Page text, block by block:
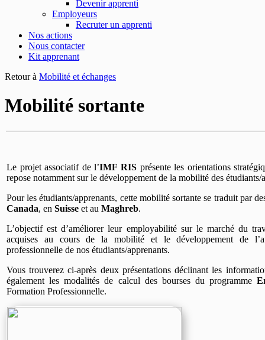
Devenir apprenti
Employeurs
Recruter un apprenti
Nos actions
Nous contacter
Kit apprenant
Retour à Mobilité et échanges
Mobilité sortante
Le projet associatif de l’IMF RIS présente les orientations
repose notamment sur le développement de la mobilité des étudiants/
Pour les étudiants/apprenants, cette mobilité sortante se traduit par
Canada, en Suisse et au Maghreb.
L’objectif est d’améliorer leur employabilité sur le marché du
acquises au cours de la mobilité et le développement de
professionnelle de nos étudiants/apprenants.
Vous trouverez ci-après deux présentations déclinant les
également les modalités de calcul des bourses du programme
Formation Professionnelle.